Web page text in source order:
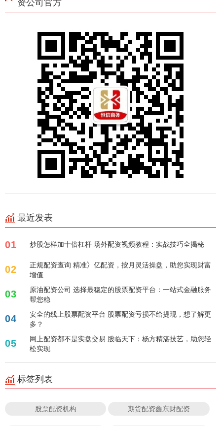
资公司官方
最近发表
01 炒股怎样加十倍杠杆 场外配资视频教程：实战技巧全揭秘
02
正规配资查询 精准冫亿配资，按月灵活操盘，助您实现财富
增值
03
原油配资公司 选择最稳定的股票配资平台：一站式金融服务
帮您稳
04
安全的线上股票配资平台 股票配资亏损不给提现，想了解更
多？
05
网上配资都不是实盘交易 股临天下：杨方精湛技艺，助您轻
松实现
标签列表
股票配资机构 期货配资鑫东财配资